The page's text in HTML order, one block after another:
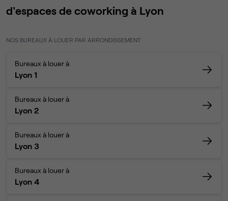
d'espaces de coworking à Lyon
NOS BUREAUX À LOUER PAR ARRONDISSEMENT
Bureaux à louer à
Lyon 1
Bureaux à louer à
Lyon 2
Bureaux à louer à
Lyon 3
Bureaux à louer à
Lyon 4